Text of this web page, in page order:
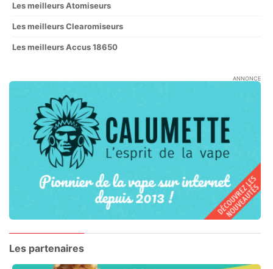
Les meilleurs Atomiseurs
Les meilleurs Clearomiseurs
Les meilleurs Accus 18650
ANNONCE
Les partenaires